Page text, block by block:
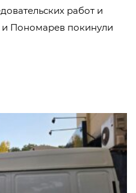
работ и
и Пономарев покинули